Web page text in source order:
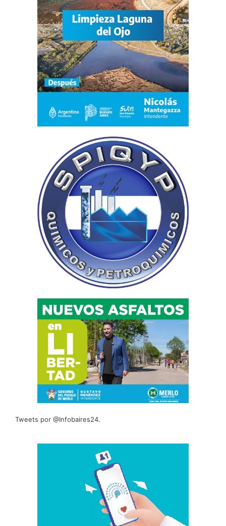
Tweets por @Infobaires24.